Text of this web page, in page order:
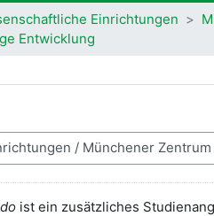
Einrichtungen
Entwicklung
ist ein zusätzliches